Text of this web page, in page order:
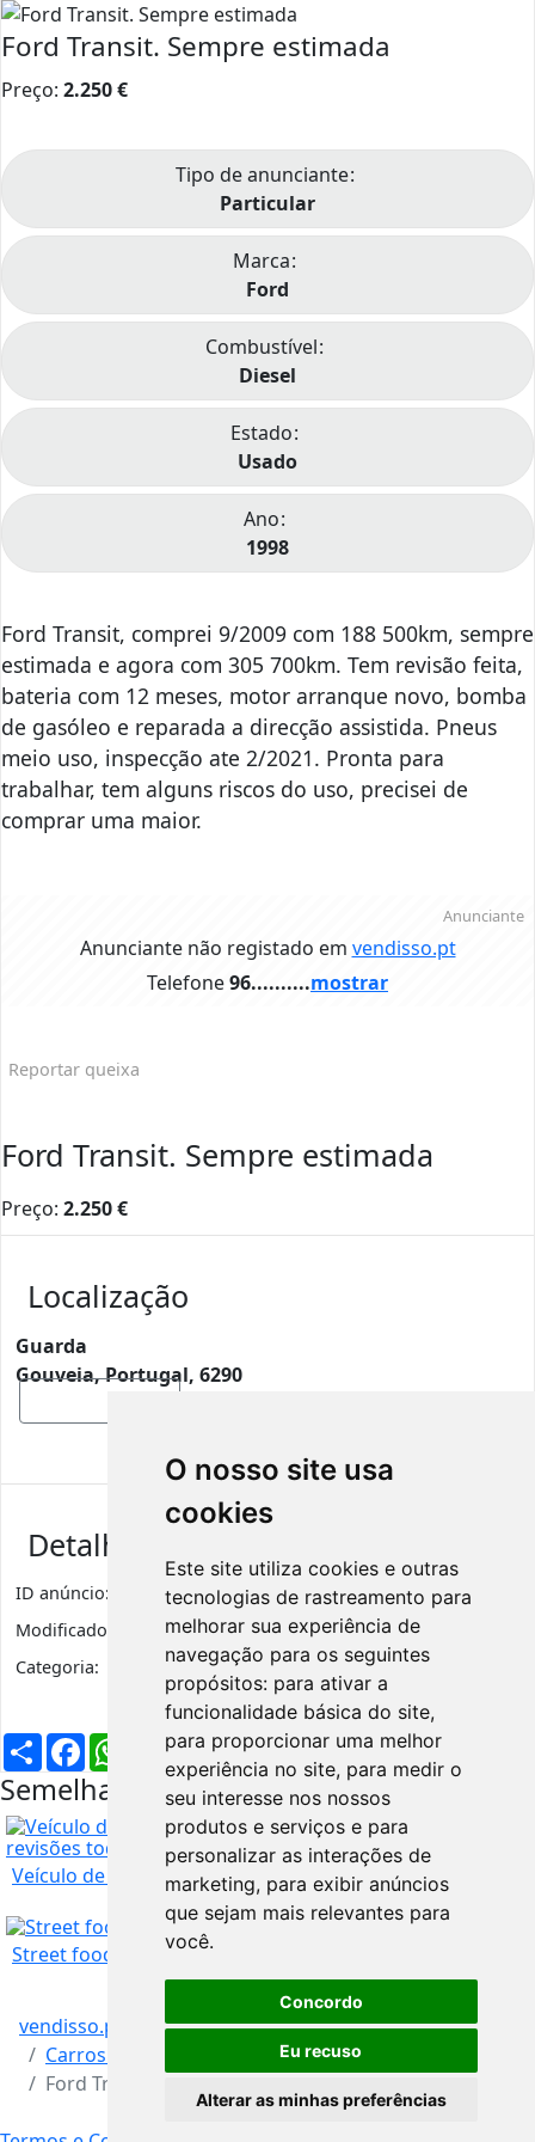
O nosso site usa
cookies
Este site utiliza cookies e outras
tecnologias de rastreamento para
melhorar sua experiência de
navegação para os seguintes
propósitos: para ativar a
funcionalidade básica do site,
para proporcionar uma melhor
experiência no site, para medir o
seu interesse nos nossos
produtos e serviços e para
personalizar as interações de
marketing, para exibir anúncios
que sejam mais relevantes para
você.
Concordo
Eu recuso
Alterar as minhas preferências
Ford Transit. Sempre estimada
Preço: 2.250€
Tipo de anunciante
Particular
Marca
Ford
Combustível
Diesel
Estado
Usado
Ano
1998
Ford Transit, comprei 9/2009 com 188 500km, sempre
estimada e agora com 305 700km. Tem revisão feita,
bateria com 12 meses, motor arranque novo, bomba
de gasóleo e reparada a direcção assistida. Pneus
meio uso, inspecção ate 2/2021. Pronta para
trabalhar, tem alguns riscos do uso, precisei de
comprar uma maior.
Telefone96..........mostrar
Anunciante
Anunciante não registado em vendisso.pt
Reportar queixa
Ford Transit. Sempre estimada
Preço: 2.250€
Localização
Guarda
Gouveia, Portugal, 6290
Detalhes de anúncio
ID anúncio: 277 Visualizações
1079
Modificado:
6 anos
Categoria:
Carros e Autocaravanas
PartilharFacebookWhatsApp
X LinkedInTelegramPinterest
Email
Semelhantes na mesma região
Veículo de garagem, muito bom estado e com toda...
Street food roulote food truck
Guarda
vendisso.pt Resultados
Veículos
Carros e Autocaravanas
Ford Transit. Sempre estimada